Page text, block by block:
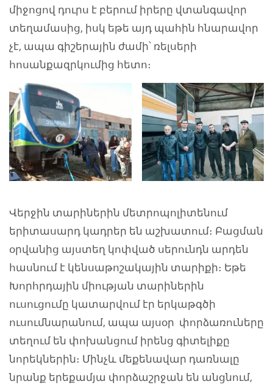
միջոցով դուրս է բերում իրերը վտանգավոր
տեղամասից, իսկ եթե այդ պահին հնարավոր
չէ, ապա գիշերային ժամի՝ ռելսերի
հոսանքազրկումից հետո։
Վերջին տարիներին մետրոպոլիտենում
երիտասարդ կադրեր են աշխատում։ Բացման
օրվանից այստեղ կոփված սերունդն արդեն
հասնում է կենսաթոշակային տարիքի։ Եթե
Խորհրդային միության տարիներին
ուսուցումը կատարվում էր երկաթգծի
ուսումնարանում, ապա այսօր փորձառուները
տեղում են փոխանցում իրենց գիտելիքը
նորեկներին։ Մինչև մեքենավար դառնալը
նրանք երեքամյա փորձաշրջան են անցնում,